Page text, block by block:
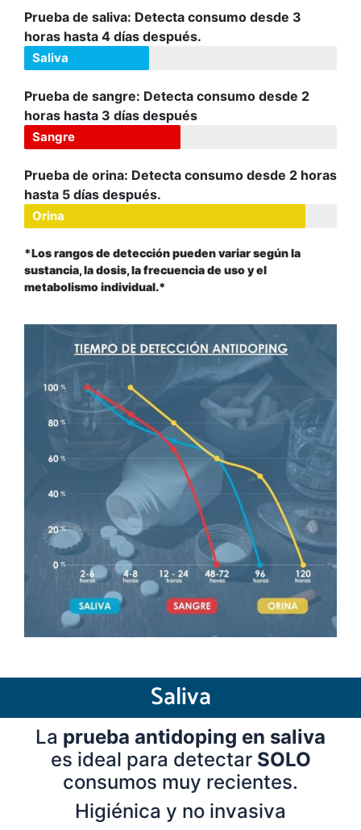
Prueba de saliva: Detecta consumo desde 3
horas hasta 4 días después.
Saliva
Prueba de sangre: Detecta consumo desde 2
horas hasta 3 días después
Sangre
Prueba de orina: Detecta consumo desde 2 horas
hasta 5 días después.
Orina
*Los rangos de detección pueden variar según la
sustancia, la dosis, la frecuencia de uso y el
metabolismo individual.*
Saliva
La prueba antidoping en saliva
es ideal para detectar SOLO
consumos muy recientes.
Higiénica y no invasiva